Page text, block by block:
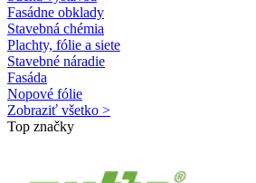
Fasádne obklady
Stavebná chémia
Plachty, fólie a siete
Stavebné náradie
Fasáda
Nopové fólie
Zobraziť všetko >
Top značky